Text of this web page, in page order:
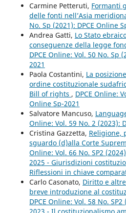
Carmine Petteruti, Formanti
delle fonti nell’Asia
No. Sp (2021): DPCE Online
Andrea Gatti, Lo Stato
conseguenze della legge
DPCE Online: Vol. 50 No. Sp
2021
Paola Costantini, La
ordine costituzionale
Bill of rights , DPCE Online:
Online Sp-2021
Salvatore Mancuso,
Online: Vol. 59 No. 2 (2023):
Cristina Gazzetta, Religione,
sguardo (d)alla Corte
Online: Vol. 66 No. SP2
2025 - Giurisdizioni
Riflessioni in chiave
Carlo Casonato, Diritto e
breve introduzione al
DPCE Online: Vol. 58 No.